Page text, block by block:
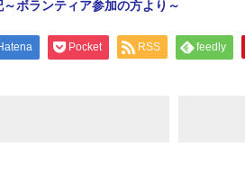
ボランティア参加の方より～
Pocket RSS feedly